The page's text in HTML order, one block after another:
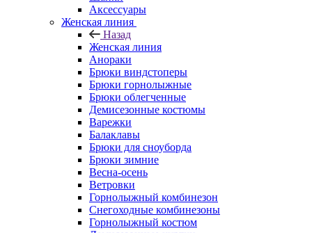
Аксессуары
Женская линия
Назад
Женская линия
Анораки
Брюки виндстоперы
Брюки горнолыжные
Брюки облегченные
Демисезонные костюмы
Варежки
Балаклавы
Брюки для сноуборда
Брюки зимние
Весна-осень
Ветровки
Горнолыжный комбинезон
Снегоходные комбинезоны
Горнолыжный костюм